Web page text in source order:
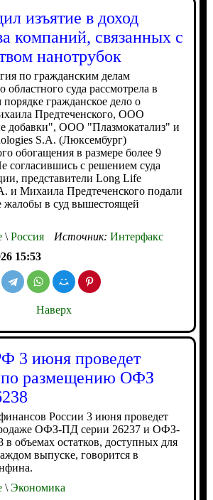
изъятие в доход
компаний, связанных с
нанотрубок
по гражданским делам
областного суда рассмотрела в
гражданское дело о
Предтеченского, ООО
добавки", ООО "Плазмокатализ" и
S.A. (Люксембург)
обогащения в размере более 9
согласившись с решением суда
представители Long Life
и Михаила Предтеченского подали
жалобы в суд вышестоящей
\Россия Источник: Интерфакс
15:53
Наверх
3 июня проведет
размещению ОФЗ
России 3 июня проведет
ОФЗ-ПД серии 26237 и ОФЗ-
объемах остатков, доступных для
выпуске, говорится в
\Экономика